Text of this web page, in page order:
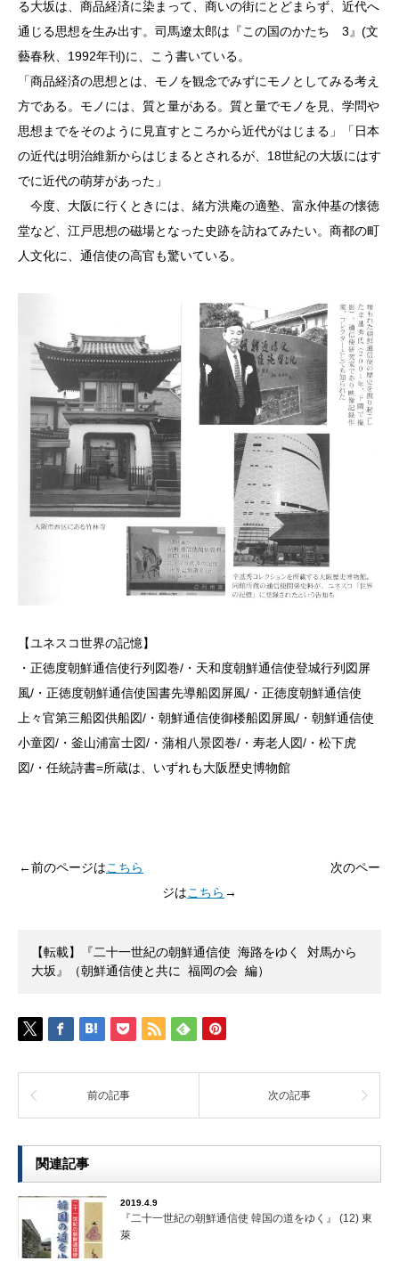
る大坂は、商品経済に染まって、商いの街にとどまらず、近代へ
通じる思想を生み出す。司馬遼太郎は『この国のかたち 3』(文
藝春秋、1992年刊)に、こう書いている。
「商品経済の思想とは、モノを観念でみずにモノとしてみる考え
方である。モノには、質と量がある。質と量でモノを見、学問や
思想までをそのように見直すところから近代がはじまる」「日本
の近代は明治維新からはじまるとされるが、18世紀の大坂にはす
でに近代の萌芽があった」
今度、大阪に行くときには、緒方洪庵の適塾、富永仲基の懐徳
堂など、江戸思想の磁場となった史跡を訪ねてみたい。商都の町
人文化に、通信使の高官も驚いている。
【ユネスコ世界の記憶】
・正徳度朝鮮通信使行列図巻/・天和度朝鮮通信使登城行列図屏
風/・正徳度朝鮮通信使国書先導船図屏風/・正徳度朝鮮通信使
上々官第三船図供船図/・朝鮮通信使御楼船図屏風/・朝鮮通信使
小童図/・釜山浦富士図/・蒲相八景図巻/・寿老人図/・松下虎
図/・任統詩書=所蔵は、いずれも大阪歴史博物館
←前のページはこちら
次のペー
ジはこちら →
【転載】『二十一世紀の朝鮮通信使 海路をゆく 対馬から
大坂』（朝鮮通信使と共に 福岡の会 編）
前の記事 次の記事
関連記事
2019.4.9
『二十一世紀の朝鮮通信使 韓国の道をゆく』 (12) 東
萊